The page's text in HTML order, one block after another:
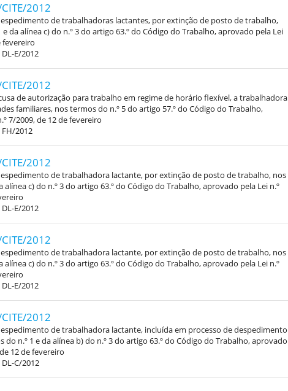
2012
de trabalhadoras lactantes, por extinção de posto de trabalho,
da alínea c) do n.º 3 do artigo 63.º do Código do Trabalho, aprovado pela Lei
fevereiro
DL-E/2012
2012
de autorização para trabalho em regime de horário flexível, a trabalhadora
familiares, nos termos do n.º 5 do artigo 57.º do Código do Trabalho,
7/2009, de 12 de fevereiro
FH/2012
2012
de trabalhadora lactante, por extinção de posto de trabalho, nos
alínea c) do n.º 3 do artigo 63.º do Código do Trabalho, aprovado pela Lei n.º
DL-E/2012
2012
de trabalhadora lactante, por extinção de posto de trabalho, nos
alínea c) do n.º 3 do artigo 63.º do Código do Trabalho, aprovado pela Lei n.º
DL-E/2012
2012
de trabalhadora lactante, incluída em processo de despedimento
do n.º 1 e da alínea b) do n.º 3 do artigo 63.º do Código do Trabalho, aprovado
12 de fevereiro
DL-C/2012